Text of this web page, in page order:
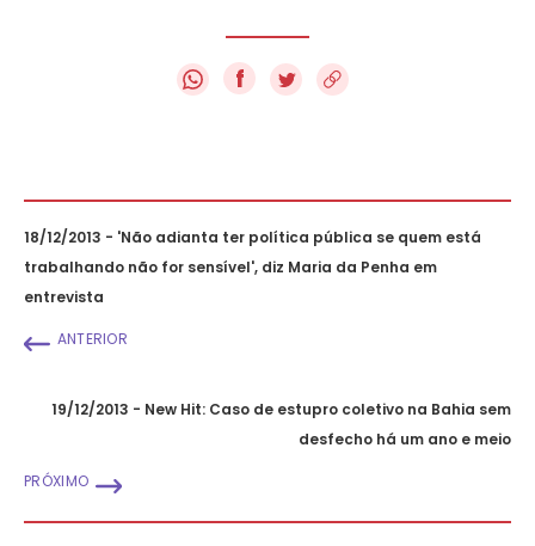
f
18/12/2013 - 'Não adianta ter política pública se quem está
trabalhando não for sensível', diz Maria da Penha em
entrevista
ANTERIOR
19/12/2013 - New Hit: Caso de estupro coletivo na Bahia sem
desfecho há um ano e meio
PRÓXIMO